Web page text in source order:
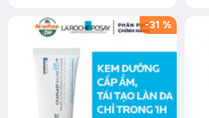
-31 %